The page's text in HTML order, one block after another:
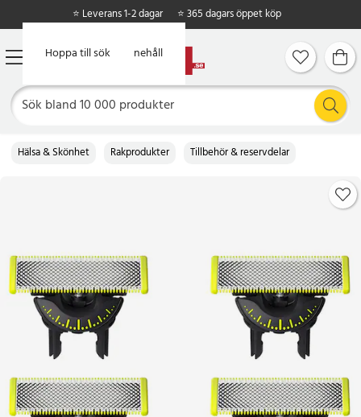
Hoppa till huvudinnehåll
Hoppa till sök
⭐ Leverans 1-2 dagar ⭐ 365 dagars öppet köp
Hälsa & Skönhet Rakprodukter Tillbehör & reservdelar